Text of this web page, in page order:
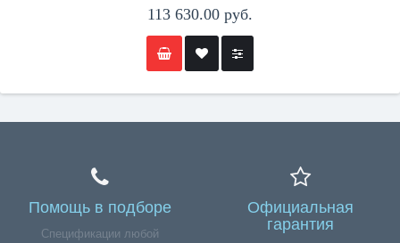
113 630.00 руб.
Помощь в подборе
Спецификации любой
Официальная
гарантия